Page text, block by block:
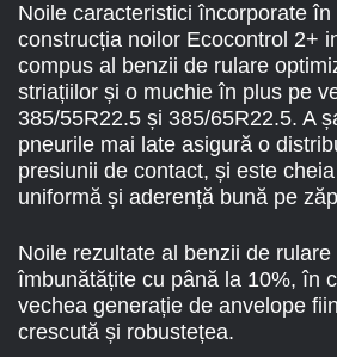
Noile caracteristici încorporate în
construcția noilor Ecocontrol 2+
compus al benzii de rulare
striațiilor și o muchie în plus pe
385/55R22.5 și 385/65R22.5. A
pneurile mai late asigură o
presiunii de contact, și este
uniformă și aderență bună pe
Noile rezultate al benzii de rulare
îmbunătățite cu până la 10%, în
vechea generație de anvelope
crescută și robustețea.